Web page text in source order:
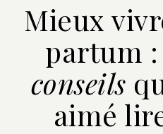
Mieux
partum :
conseils
aimé